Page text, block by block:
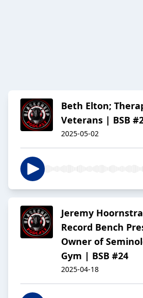
Beth Elton;
Veterans | BSB
2025-05-02
Jeremy
Record Bench
Owner of
Gym | BSB #24
2025-04-18